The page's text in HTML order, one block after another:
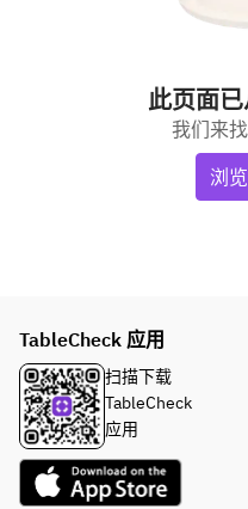
此页面
我们来
浏
TableCheck 应用
扫描下载
TableCheck
应用